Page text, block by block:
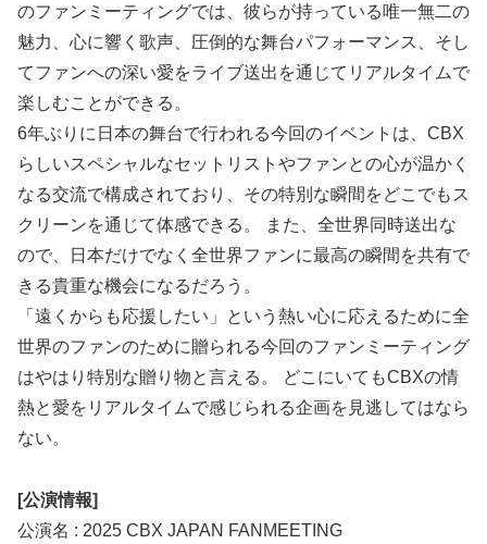
のファンミーティングでは、彼らが持っている唯一無二の
魅力、心に響く歌声、圧倒的な舞台パフォーマンス、そし
てファンへの深い愛をライブ送出を通じてリアルタイムで
楽しむことができる。
6年ぶりに日本の舞台で行われる今回のイベントは、CBX
らしいスペシャルなセットリストやファンとの心が温かく
なる交流で構成されており、その特別な瞬間をどこでもス
クリーンを通じて体感できる。 また、全世界同時送出な
ので、日本だけでなく全世界ファンに最高の瞬間を共有で
きる貴重な機会になるだろう。
「遠くからも応援したい」という熱い心に応えるために全
世界のファンのために贈られる今回のファンミーティング
はやはり特別な贈り物と言える。 どこにいてもCBXの情
熱と愛をリアルタイムで感じられる企画を見逃してはなら
ない。
[公演情報]
公演名 : 2025 CBX JAPAN FANMEETING